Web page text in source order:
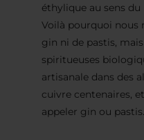
éthylique au sens du
Voilà pourquoi nous
gin ni de pastis,
spiritueuses
artisanale dans des
cuivre centenaires,
appeler gin ou